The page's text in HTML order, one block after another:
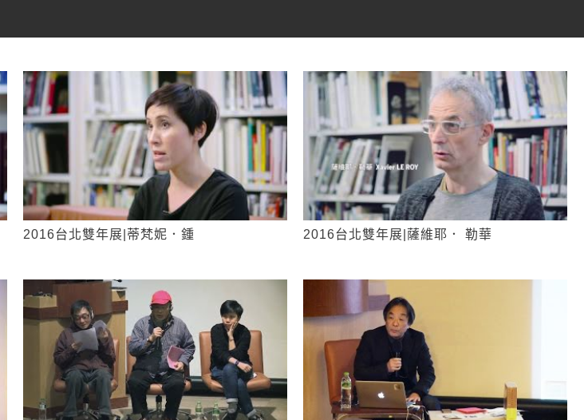
2016台北雙年展|蒂梵妮．鍾 2016台北雙年展|薩維耶． 勒華